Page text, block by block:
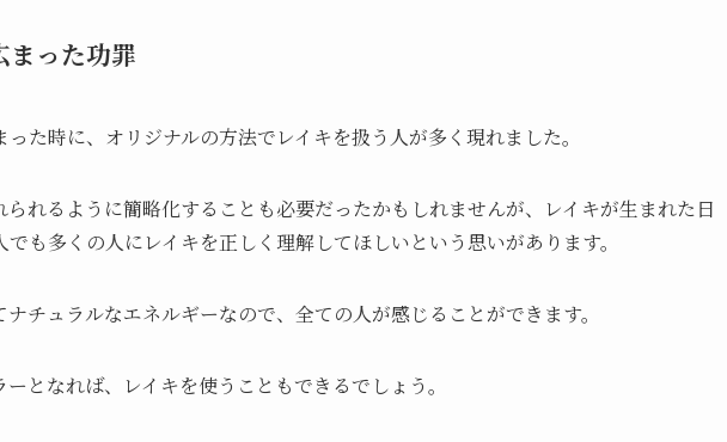
まった功罪
た時に、オリジナルの方法でレイキを扱う人が多く現れました。
れるように簡略化することも必要だったかもしれませんが、レイキが生まれた日
も多くの人にレイキを正しく理解してほしいという思いがあります。
チュラルなエネルギーなので、全ての人が感じることができます。
となれば、レイキを使うこともできるでしょう。